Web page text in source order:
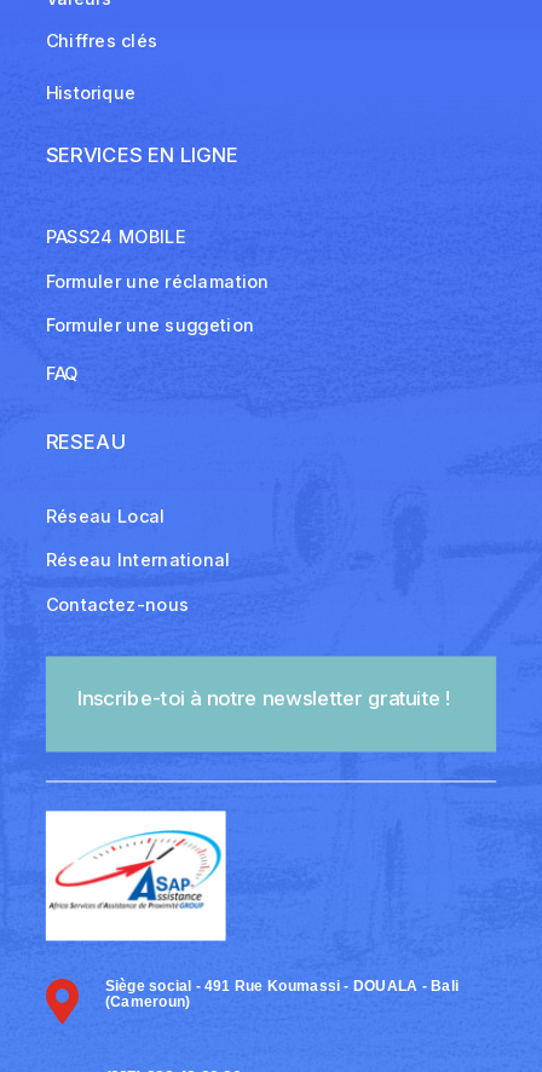
Chiffres clés
Historique
SERVICES EN LIGNE
PASS24 MOBILE
Formuler une réclamation
Formuler une suggetion
FAQ
RESEAU
Réseau Local
Réseau International
Contactez-nous
Inscribe-toi à notre newsletter gratuite !
 Siège social - 491 Rue Koumassi - DOUALA - Bali
(Cameroun)